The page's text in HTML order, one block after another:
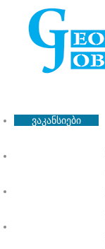
ვაკანსიები